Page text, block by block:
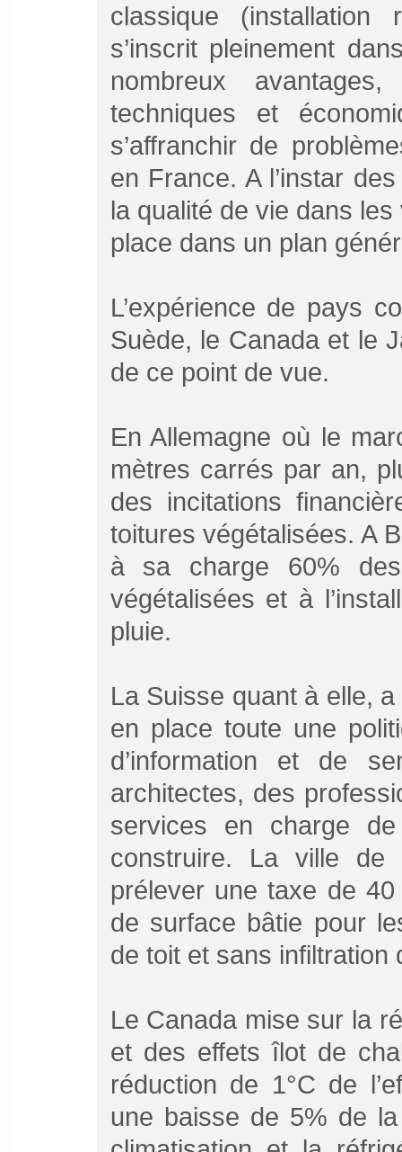
classique (installation
s’inscrit pleinement
nombreux
techniques et
s’affranchir de
en France. A l’instar
la qualité de vie dans
place dans un plan
L’expérience de pays
Suède, le Canada et le
de ce point de vue.
En Allemagne où le
mètres carrés par an,
des incitations
toitures végétalisées. A
à sa charge 60%
végétalisées et à
pluie.
La Suisse quant à elle, a
en place toute une
d’information et de
architectes, des
services en charge
construire. La ville de
prélever une taxe de
de surface bâtie pour
de toit et sans infiltration
Le Canada mise sur la
et des effets îlot de
réduction de 1°C de
une baisse de 5% de